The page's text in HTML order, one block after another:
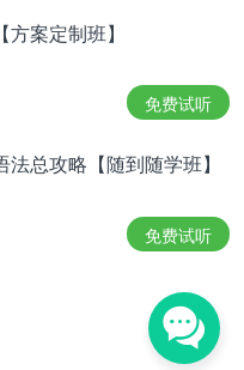
서 각기 다른 남자
싶은데 나를 보는 그
연예인이라는 편견을
했다. 그런 모습을
해져야 한다는데 나
보여줘야 했다. 그
로 기억하겠지?(웃음)
男人们聚集的地方。
然有看好我的人也有
越是要和后辈们相处融
案定制班】
免费试听
法总攻略【随到随学班】
免费试听